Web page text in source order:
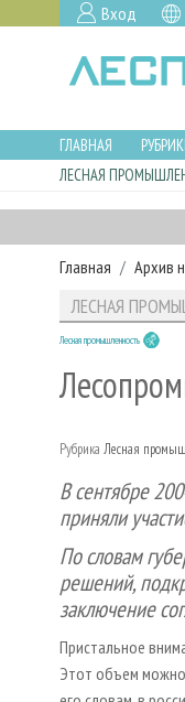
Вход
ГЛАВНАЯ
ЛЕСНАЯ
Главная Архив
ЛЕСНАЯ
Лесная промышленность
Рубрика Лесная
В сентябре
приняли
По словам
решений,
заключение
Пристальное
Этот объем